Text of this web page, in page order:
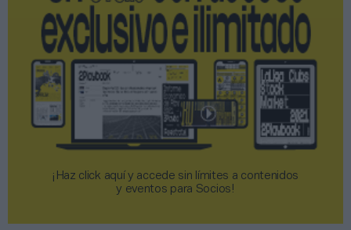
¡Haz click aquí y accede sin límites a contenidos
y eventos para Socios!​​​​​​​